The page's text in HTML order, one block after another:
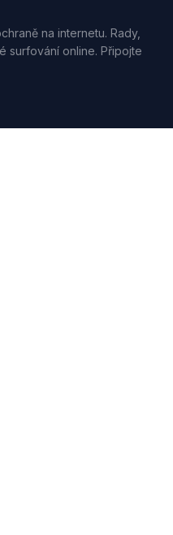
na internetu. Rady,
surfování online. Připojte